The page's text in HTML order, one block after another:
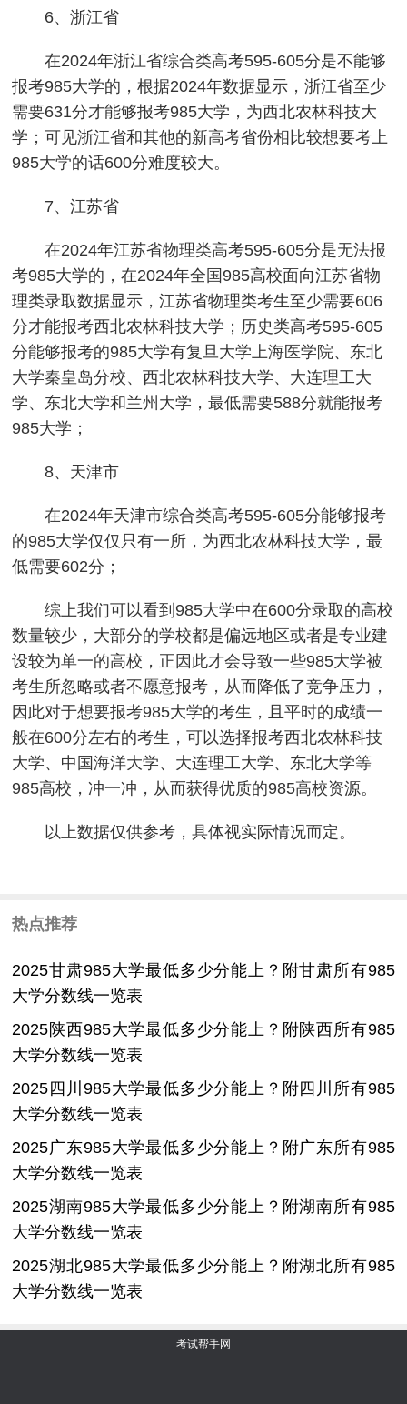
6、浙江省
在2024年浙江省综合类高考595-605分是不能够
报考985大学的，根据2024年数据显示，浙江省至少
需要631分才能够报考985大学，为西北农林科技大
学；可见浙江省和其他的新高考省份相比较想要考上
985大学的话600分难度较大。
7、江苏省
在2024年江苏省物理类高考595-605分是无法报
考985大学的，在2024年全国985高校面向江苏省物
理类录取数据显示，江苏省物理类考生至少需要606
分才能报考西北农林科技大学；历史类高考595-605
分能够报考的985大学有复旦大学上海医学院、东北
大学秦皇岛分校、西北农林科技大学、大连理工大
学、东北大学和兰州大学，最低需要588分就能报考
985大学；
8、天津市
在2024年天津市综合类高考595-605分能够报考
的985大学仅仅只有一所，为西北农林科技大学，最
低需要602分；
综上我们可以看到985大学中在600分录取的高校
数量较少，大部分的学校都是偏远地区或者是专业建
设较为单一的高校，正因此才会导致一些985大学被
考生所忽略或者不愿意报考，从而降低了竞争压力，
因此对于想要报考985大学的考生，且平时的成绩一
般在600分左右的考生，可以选择报考西北农林科技
大学、中国海洋大学、大连理工大学、东北大学等
985高校，冲一冲，从而获得优质的985高校资源。
以上数据仅供参考，具体视实际情况而定。
热点推荐
2025甘肃985大学最低多少分能上？附甘肃所有985
大学分数线一览表
2025陕西985大学最低多少分能上？附陕西所有985
大学分数线一览表
2025四川985大学最低多少分能上？附四川所有985
大学分数线一览表
2025广东985大学最低多少分能上？附广东所有985
大学分数线一览表
2025湖南985大学最低多少分能上？附湖南所有985
大学分数线一览表
2025湖北985大学最低多少分能上？附湖北所有985
大学分数线一览表
考试帮手网